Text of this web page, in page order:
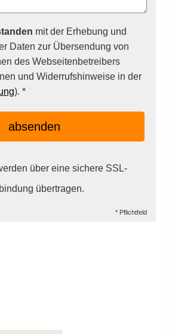
mit der Erhebung und
Daten zur Übersendung von
des Webseitenbetreibers
und Widerrufshinweise in der
). *
absenden
über eine sichere SSL-
übertragen.
* Pflichtfeld